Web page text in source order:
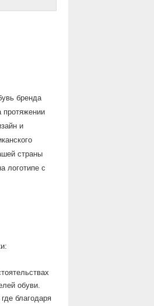
бренда
и
страны
логотипе с
обуви.
благодаря